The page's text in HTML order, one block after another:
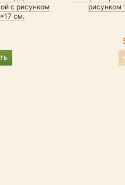
с рисунком
см.
рисунком